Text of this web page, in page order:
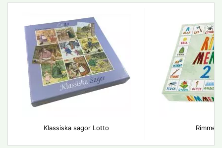
Klassiska sagor Lotto